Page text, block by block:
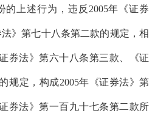
的上述行为，违反 2005年《证券
法》第七十八条第二款的规定 ，相
券法》第六十八条第三款、 《证
规定 ， 构成2005年《证券法》第
券法》第一百九十七条第二款所